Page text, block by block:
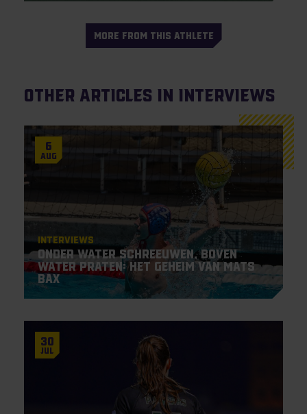
MORE FROM THIS ATHLETE
Other articles in Interviews
6
Aug
Interviews
Onder water schreeuwen, boven
water praten: het geheim van Mats
Bax
30
Jul